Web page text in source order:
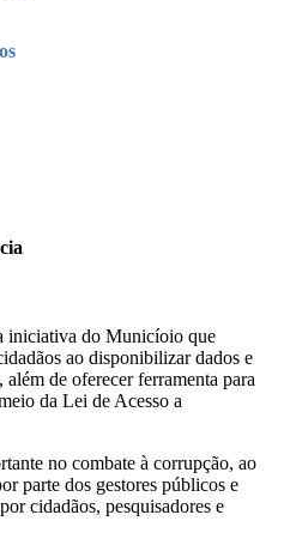
iniciativa do Municíoio que
ao disponibilizar dados e
de oferecer ferramenta para
da Lei de Acesso a
no combate à corrupção, ao
parte dos gestores públicos e
cidadãos, pesquisadores e